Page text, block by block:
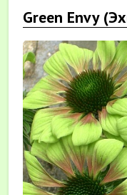
Green Envy